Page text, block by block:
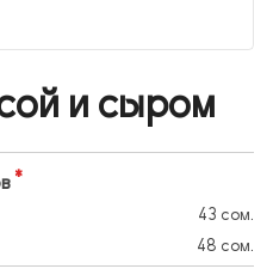
и сыром
43 сом.
48 сом.